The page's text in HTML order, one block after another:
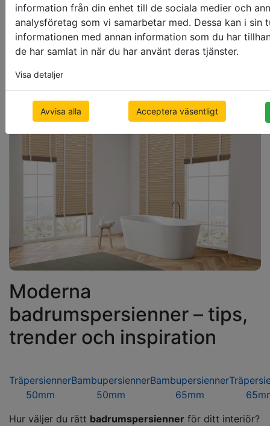
information från din enhet till de sociala medier och
analysföretag som vi samarbetar med. Dessa kan i sin
informationen med annan information som du har
de har samlat in när du har använt deras tjänster.
Visa detaljer
Avvisa alla Acceptera väsentligt
Trä-effekt
· Aluminium tillverkad
med naturlig design
· Slitstarkt marierial
· Stort värde för
· Se inte lika
naturligt och
exklusivt ut
Moderna
badrumspersienner – tips,
trender och inspiration
Träpersienner
50mm
Bambupersienner
50mm
Bambupersienner
65mm
Hur väljer du rätt badrumspersienner för ditt interiör?